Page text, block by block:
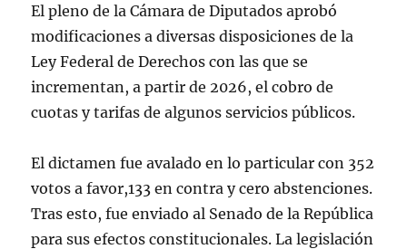
El pleno de la Cámara de Diputados aprobó
modificaciones a diversas disposiciones de la
Ley Federal de Derechos con las que se
incrementan, a partir de 2026, el cobro de
cuotas y tarifas de algunos servicios públicos.
El dictamen fue avalado en lo particular con 352
votos a favor,133 en contra y cero abstenciones.
Tras esto, fue enviado al Senado de la República
para sus efectos constitucionales. La legislación